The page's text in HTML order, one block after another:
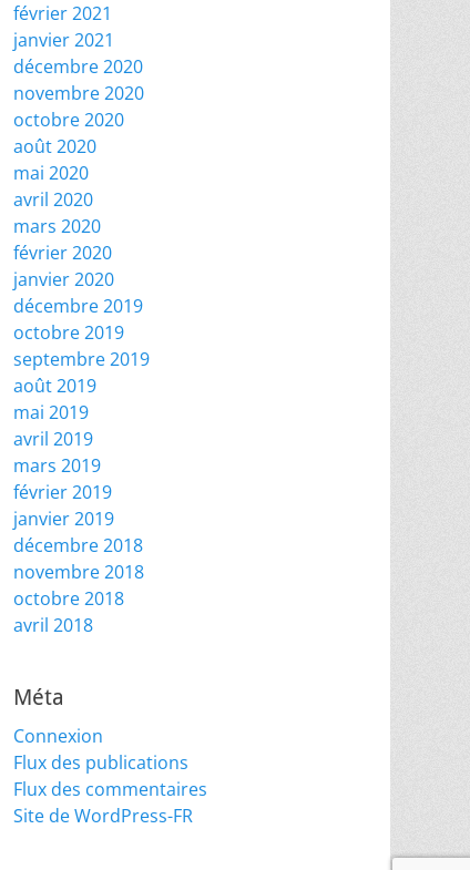
février 2021
janvier 2021
décembre 2020
novembre 2020
octobre 2020
août 2020
mai 2020
avril 2020
mars 2020
février 2020
janvier 2020
décembre 2019
octobre 2019
septembre 2019
août 2019
mai 2019
avril 2019
mars 2019
février 2019
janvier 2019
décembre 2018
novembre 2018
octobre 2018
avril 2018
Méta
Connexion
Flux des publications
Flux des commentaires
Site de WordPress-FR